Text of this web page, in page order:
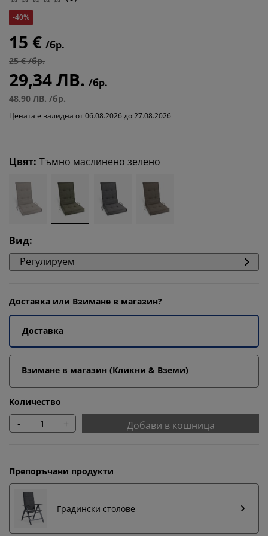
-40%
15 € /бр.
25 € /бр.
29,34 ЛВ. /бр.
48,90 ЛВ. /бр.
Цената е валидна от 06.08.2026 до 27.08.2026
Цвят: Тъмно маслинено зелено
Вид:
Регулируем
Доставка или Взимане в магазин?
Доставка
Взимане в магазин (Кликни & Вземи)
Количество
- + Добави в кошница
Препоръчани продукти
Градински столове
Персонализираме вашето преживяване